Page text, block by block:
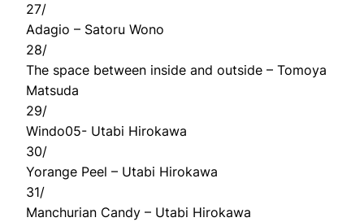
27/
Adagio – Satoru Wono
28/
The space between inside and outside – Tomoya
Matsuda
29/
Windo05- Utabi Hirokawa
30/
Yorange Peel – Utabi Hirokawa
31/
Manchurian Candy – Utabi Hirokawa